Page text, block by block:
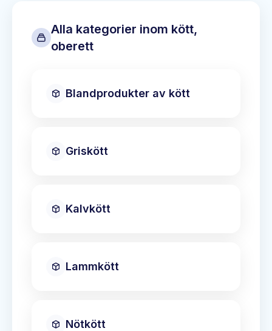
Alla kategorier inom kött,
oberett
Blandprodukter av kött
Griskött
Kalvkött
Lammkött
Nötkött